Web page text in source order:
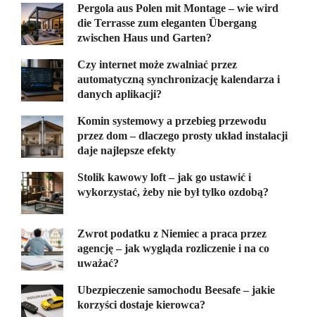
Pergola aus Polen mit Montage – wie wird
die Terrasse zum eleganten Übergang
zwischen Haus und Garten?
Czy internet może zwalniać przez
automatyczną synchronizację kalendarza i
danych aplikacji?
Komin systemowy a przebieg przewodu
przez dom – dlaczego prosty układ instalacji
daje najlepsze efekty
Stolik kawowy loft – jak go ustawić i
wykorzystać, żeby nie był tylko ozdobą?
Zwrot podatku z Niemiec a praca przez
agencję – jak wygląda rozliczenie i na co
uważać?
Ubezpieczenie samochodu Beesafe – jakie
korzyści dostaje kierowca?